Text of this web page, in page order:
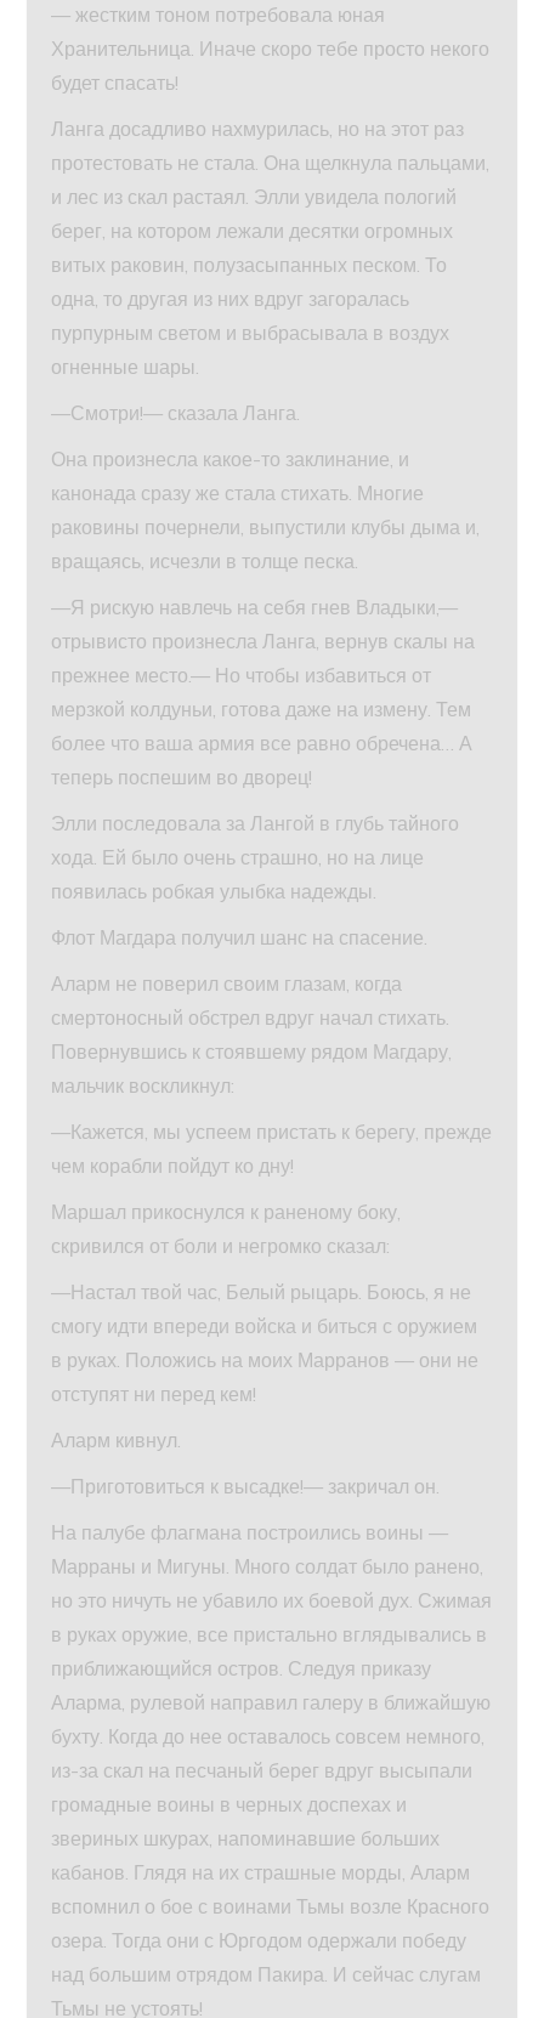
— жестким тоном потребовала юная
Хранительница. Иначе скоро тебе просто некого
будет спасать!
Ланга досадливо нахмурилась, но на этот раз
протестовать не стала. Она щелкнула пальцами,
и лес из скал растаял. Элли увидела пологий
берег, на котором лежали десятки огромных
витых раковин, полузасыпанных песком. То
одна, то другая из них вдруг загоралась
пурпурным светом и выбрасывала в воздух
огненные шары.
—Смотри!— сказала Ланга.
Она произнесла какое-то заклинание, и
канонада сразу же стала стихать. Многие
раковины почернели, выпустили клубы дыма и,
вращаясь, исчезли в толще песка.
—Я рискую навлечь на себя гнев Владыки,—
отрывисто произнесла Ланга, вернув скалы на
прежнее место.— Но чтобы избавиться от
мерзкой колдуньи, готова даже на измену. Тем
более что ваша армия все равно обречена… А
теперь поспешим во дворец!
Элли последовала за Лангой в глубь тайного
хода. Ей было очень страшно, но на лице
появилась робкая улыбка надежды.
Флот Магдара получил шанс на спасение.
Аларм не поверил своим глазам, когда
смертоносный обстрел вдруг начал стихать.
Повернувшись к стоявшему рядом Магдару,
мальчик воскликнул:
—Кажется, мы успеем пристать к берегу, прежде
чем корабли пойдут ко дну!
Маршал прикоснулся к раненому боку,
скривился от боли и негромко сказал:
—Настал твой час, Белый рыцарь. Боюсь, я не
смогу идти впереди войска и биться с оружием
в руках. Положись на моих Марранов — они не
отступят ни перед кем!
Аларм кивнул.
—Приготовиться к высадке!— закричал он.
На палубе флагмана построились воины —
Марраны и Мигуны. Много солдат было ранено,
но это ничуть не убавило их боевой дух. Сжимая
в руках оружие, все пристально вглядывались в
приближающийся остров. Следуя приказу
Аларма, рулевой направил галеру в ближайшую
бухту. Когда до нее оставалось совсем немного,
из-за скал на песчаный берег вдруг высыпали
громадные воины в черных доспехах и
звериных шкурах, напоминавшие больших
кабанов. Глядя на их страшные морды, Аларм
вспомнил о бое с воинами Тьмы возле Красного
озера. Тогда они с Юргодом одержали победу
над большим отрядом Пакира. И сейчас слугам
Тьмы не устоять!